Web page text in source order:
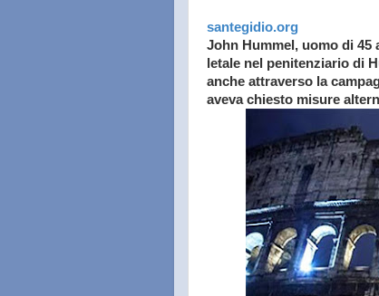
santegidio.org
John Hummel, uomo di
letale nel penitenziario di
anche attraverso la
aveva chiesto misure